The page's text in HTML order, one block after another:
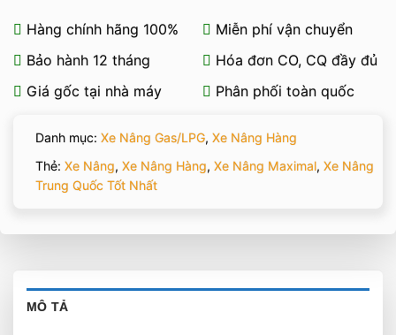
Hàng chính hãng 100%
Miễn phí vận chuyển
Bảo hành 12 tháng
Hóa đơn CO, CQ đầy đủ
Giá gốc tại nhà máy
Phân phối toàn quốc
Danh mục: Xe Nâng Gas/LPG, Xe Nâng Hàng
Thẻ: Xe Nâng, Xe Nâng Hàng, Xe Nâng Maximal, Xe Nâng
Trung Quốc Tốt Nhất
MÔ TẢ